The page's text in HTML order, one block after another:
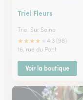
Triel Fleurs
Triel Sur Seine
★★★★
4.3 (98)
16, rue du Pont
Voir la boutique